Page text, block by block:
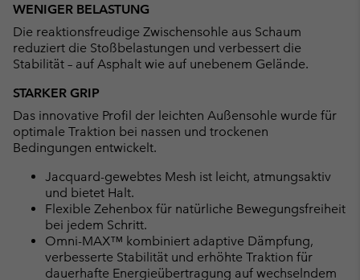
WENIGER BELASTUNG
Die reaktionsfreudige Zwischensohle aus Schaum
reduziert die Stoßbelastungen und verbessert die
Stabilität – auf Asphalt wie auf unebenem Gelände.
STARKER GRIP
Das innovative Profil der leichten Außensohle wurde für
optimale Traktion bei nassen und trockenen
Bedingungen entwickelt.
Jacquard-gewebtes Mesh ist leicht, atmungsaktiv
und bietet Halt.
Flexible Zehenbox für natürliche Bewegungsfreiheit
bei jedem Schritt.
Omni-MAX™ kombiniert adaptive Dämpfung,
verbesserte Stabilität und erhöhte Traktion für
dauerhafte Energieübertragung auf wechselndem